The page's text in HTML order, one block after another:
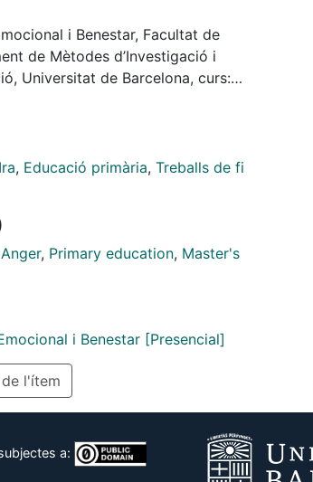
a gestionar les emocions de
de poder establir una millora en el
i Benestar, Facultat de
de Mètodes d’Investigació i
Universitat de Barcelona, curs:
Ira, Educació primària, Treballs de fi
Anger, Primary education, Master's
i Benestar [Presencial]
l'ítem
a: